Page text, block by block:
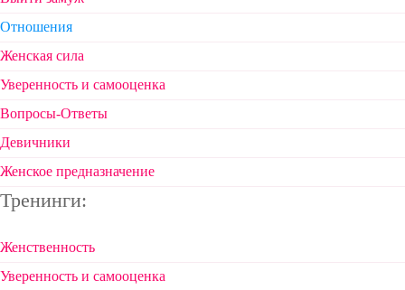
Отношения
Женская сила
Уверенность и самооценка
Вопросы-Ответы
Девичники
Женское предназначение
Тренинги:
Женственность
Уверенность и самооценка